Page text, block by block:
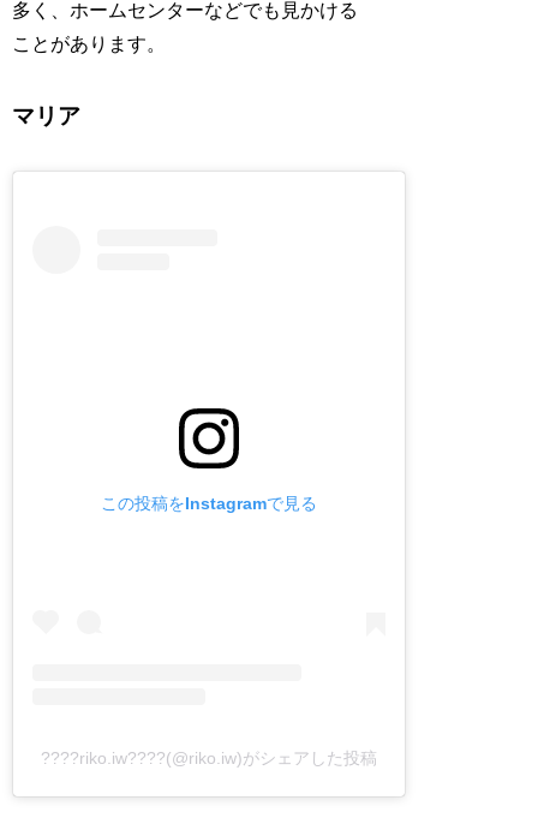
多く、ホームセンターなどでも見かける
ことがあります。
マリア
この投稿をInstagramで見る
????riko.iw????(@riko.iw)がシェアした投稿